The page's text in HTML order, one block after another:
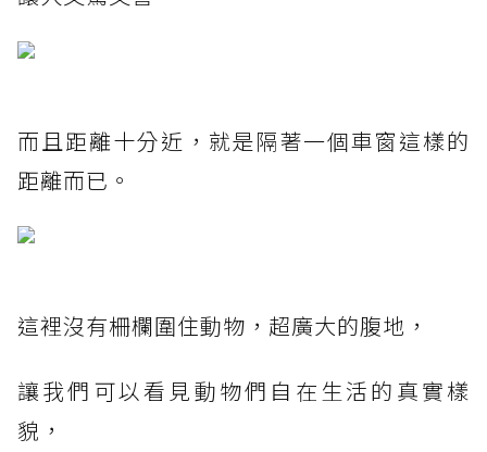
而且距離十分近，就是隔著一個車窗這樣的
距離而已。
這裡沒有柵欄圍住動物，超廣大的腹地，
讓我們可以看見動物們自在生活的真實樣
貌，